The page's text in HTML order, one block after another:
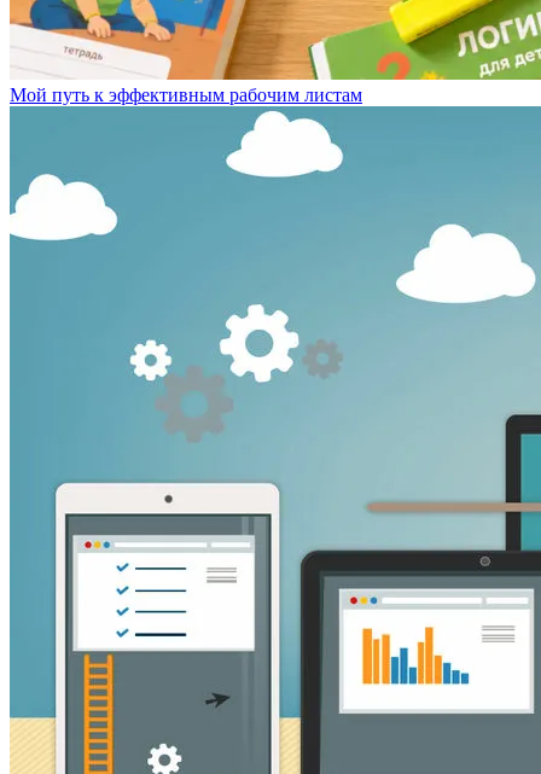
Мой путь к эффективным рабочим листам